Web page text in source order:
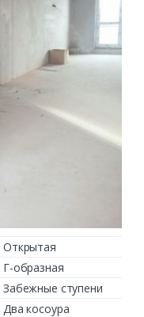
Открытая
Г-образная
Забежные ступени
Два косоура